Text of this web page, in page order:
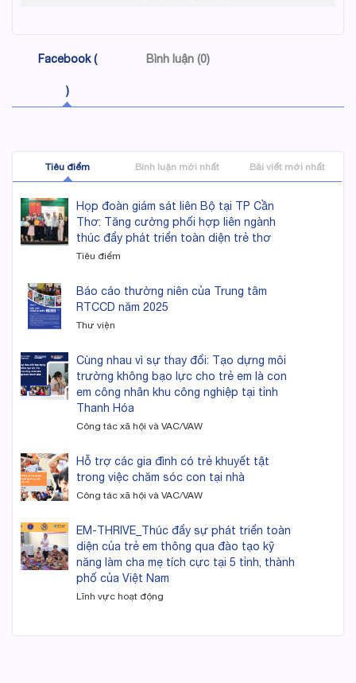
Facebook (
)
Bình luận (0)
Tiêu điểm Bình luận mới nhất Bài viết mới nhất
Họp đoàn giám sát liên Bộ tại TP Cần
Thơ: Tăng cường phối hợp liên ngành
thúc đẩy phát triển toàn diện trẻ thơ
Tiêu điểm
Báo cáo thường niên của Trung tâm
RTCCD năm 2025
Thư viện
Cùng nhau vì sự thay đổi: Tạo dựng môi
trường không bạo lực cho trẻ em là con
em công nhân khu công nghiệp tại tỉnh
Thanh Hóa
Công tác xã hội và VAC/VAW
Hỗ trợ các gia đình có trẻ khuyết tật
trong việc chăm sóc con tại nhà
Công tác xã hội và VAC/VAW
EM-THRIVE_Thúc đẩy sự phát triển toàn
diện của trẻ em thông qua đào tạo kỹ
năng làm cha mẹ tích cực tại 5 tỉnh, thành
phố của Việt Nam
Lĩnh vực hoạt động